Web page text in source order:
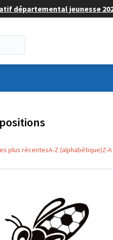
départemental jeunesse
plus récentesA-Z (alphabétique)Z-